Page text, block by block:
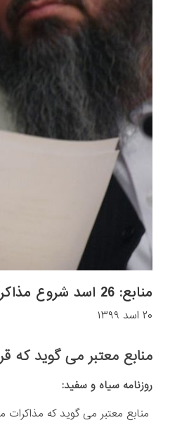
منابع: 26 اسد شروع مذاکرات بین‌الافغانی
۲۰ اسد ۱۳۹۹
منابع معتبر می گوید که
روزنامه سیاه و سفید:
منابع معتبر می گوید که مذاکرات میان حکومت